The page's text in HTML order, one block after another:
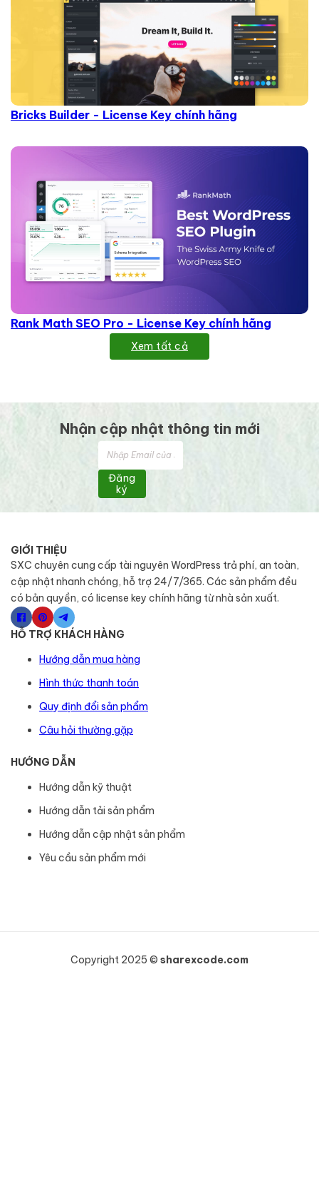
Bricks Builder - License Key chính hãng
Rank Math SEO Pro - License Key chính hãng
Xem tất cả
Nhận cập nhật thông tin mới
Đăng
ký
GIỚI THIỆU
SXC chuyên cung cấp tài nguyên WordPress trả phí, an toàn,
cập nhật nhanh chóng, hỗ trợ 24/7/365. Các sản phẩm đều
có bản quyền, có license key chính hãng từ nhà sản xuất.
HỖ TRỢ KHÁCH HÀNG
Hướng dẫn mua hàng
Hình thức thanh toán
Quy định đổi sản phẩm
Câu hỏi thường gặp
HƯỚNG DẪN
Hướng dẫn kỹ thuật
Hướng dẫn tải sản phẩm
Hướng dẫn cập nhật sản phẩm
Yêu cầu sản phẩm mới
Copyright 2025 © sharexcode.com